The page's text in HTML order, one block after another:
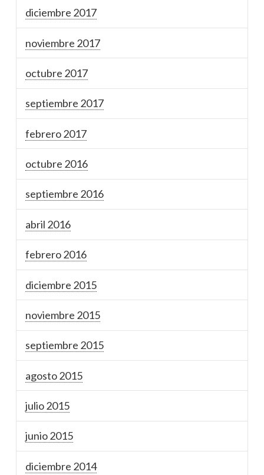
diciembre 2017
noviembre 2017
octubre 2017
septiembre 2017
febrero 2017
octubre 2016
septiembre 2016
abril 2016
febrero 2016
diciembre 2015
noviembre 2015
septiembre 2015
agosto 2015
julio 2015
junio 2015
diciembre 2014